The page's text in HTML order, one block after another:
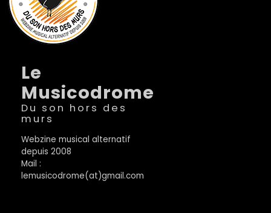
Le
Musicodrome
Du son hors des
murs
Webzine musical alternatif
depuis 2008
Mail :
lemusicodrome(at)gmail.com